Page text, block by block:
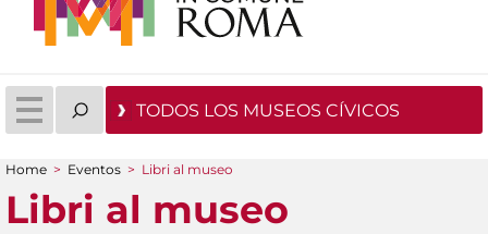
TODOS LOS MUSEOS CÍVICOS
You are here
Home > Eventos > Libri al museo
Libri al museo